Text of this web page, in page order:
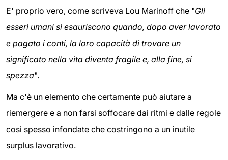
E' proprio vero, come scriveva Lou Marinoff che "Gli
esseri umani si esauriscono quando, dopo aver lavorato
e pagato i conti, la loro capacità di trovare un
significato nella vita diventa fragile e, alla fine, si
spezza".
Ma c'è un elemento che certamente può aiutare a
riemergere e a non farsi soffocare dai ritmi e dalle regole
così spesso infondate che costringono a un inutile
surplus lavorativo.